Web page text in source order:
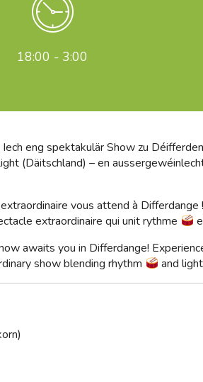
18:00 - 3:00
eng spektakulär Show zu
(Däitschland) – en
vous attend à
extraordinaire qui unit rythme
awaits you in Differdange!
show blending rhythm
and light